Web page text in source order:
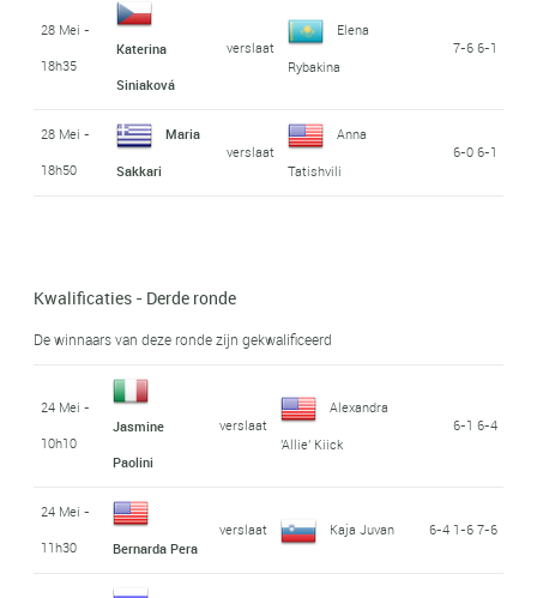
28 Mei -
18h35
Katerina
Siniaková
verslaat
Elena
Rybakina
7-6 6-1
28 Mei -
18h50
Maria
Sakkari
verslaat
Anna
Tatishvili
6-0 6-1
Kwalificaties - Derde ronde
De winnaars van deze ronde zijn gekwalificeerd
24 Mei -
10h10
Jasmine
Paolini
verslaat
Alexandra
'Allie' Kiick
6-1 6-4
24 Mei -
11h30
Bernarda Pera
verslaat Kaja Juvan 6-4 1-6 7-6